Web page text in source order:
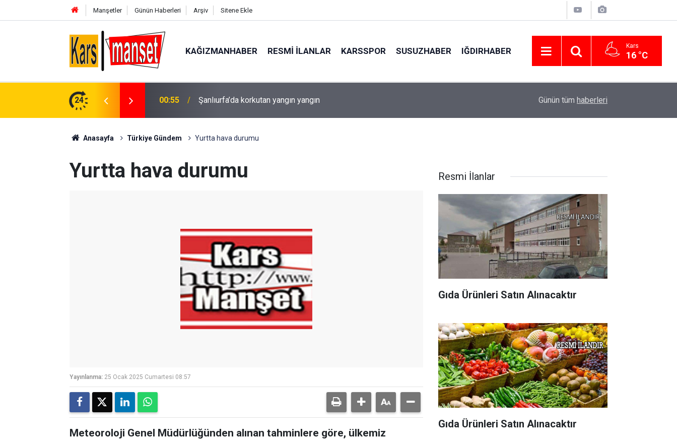
Manşetler Günün Haberleri Arşiv Sitene Ekle
KAĞIZMANHABER RESMI İLANLAR KARSSPOR SUSUZHABER IĞDIRHABER Kars
16 °C
24 00:50
gece yaşattı
Günün tüm haberleri
Anasayfa Türkiye Gündem Yurtta hava durumu
Yurtta hava durumu
Yayınlanma: 25 Ocak 2025 Cumartesi 08:57
Meteoroloji Genel Müdürlüğünden alınan tahminlere göre, ülkemiz
Resmi İlanlar
Gıda Ürünleri Satın Alınacaktır
Gıda Ürünleri Satın Alınacaktır